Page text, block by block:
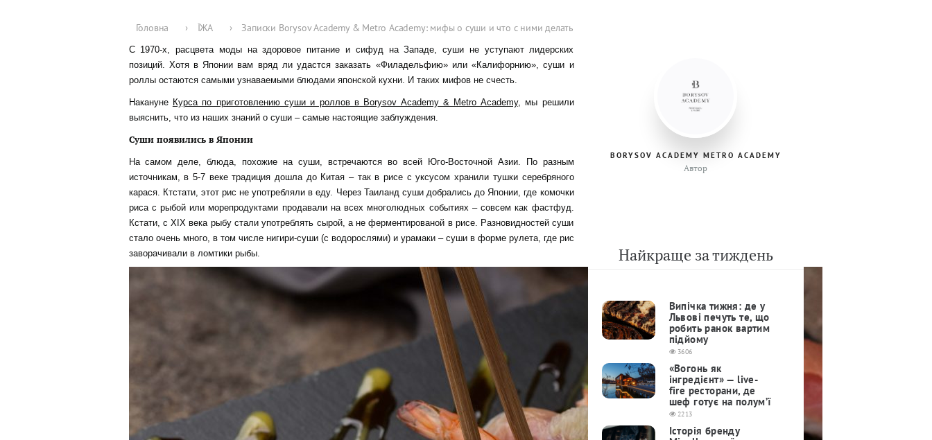
Головна › ЇЖА › Записки Borysov Academy & Metro Academy: мифы о суши и что с ними делать
С 1970-х, расцвета моды на здоровое питание и сифуд на Западе, суши не уступают лидерских
позиций. Хотя в Японии вам вряд ли удастся заказать «Филадельфию» или «Калифорнию», суши и
роллы остаются самыми узнаваемыми блюдами японской кухни. И таких мифов не счесть.
Накануне Курса по приготовлению суши и роллов в Borysov Academy & Metro Academy, мы решили
выяснить, что из наших знаний о суши – самые настоящие заблуждения.
Суши появились в Японии
На самом деле, блюда, похожие на суши, встречаются во всей Юго-Восточной Азии. По разным
источникам, в 5-7 веке традиция дошла до Китая – так в рисе с уксусом хранили тушки серебряного
карася. Ктстати, этот рис не употребляли в еду. Через Таиланд суши добрались до Японии, где комочки
риса с рыбой или морепродуктами продавали на всех многолюдных событиях – совсем как фастфуд.
Кстати, с XIX века рыбу стали употреблять сырой, а не ферментированой в рисе. Разновидностей суши
стало очень много, в том числе нигири-суши (с водорослями) и урамаки – суши в форме рулета, где рис
заворачивали в ломтики рыбы.
BORYSOV ACADEMY METRO ACADEMY
Автор
Найкраще за тиждень
Випічка тижня: де у
Львові печуть те, що
робить ранок вартим
підйому
3606
«Вогонь як
інгредієнт» — live-
fire ресторани, де
шеф готує на полум’ї
2213
Історія бренду